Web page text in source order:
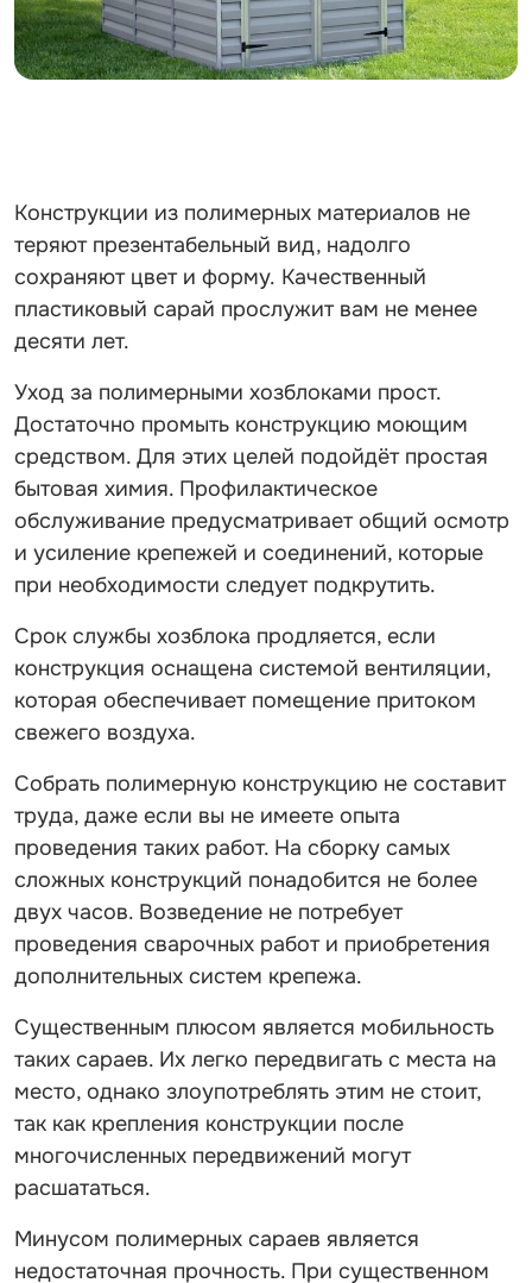
Конструкции из полимерных материалов не
теряют презентабельный вид, надолго
сохраняют цвет и форму. Качественный
пластиковый сарай прослужит вам не менее
десяти лет.
Уход за полимерными хозблоками прост.
Достаточно промыть конструкцию моющим
средством. Для этих целей подойдёт простая
бытовая химия. Профилактическое
обслуживание предусматривает общий осмотр
и усиление крепежей и соединений, которые
при необходимости следует подкрутить.
Срок службы хозблока продляется, если
конструкция оснащена системой вентиляции,
которая обеспечивает помещение притоком
свежего воздуха.
Собрать полимерную конструкцию не составит
труда, даже если вы не имеете опыта
проведения таких работ. На сборку самых
сложных конструкций понадобится не более
двух часов. Возведение не потребует
проведения сварочных работ и приобретения
дополнительных систем крепежа.
Существенным плюсом является мобильность
таких сараев. Их легко передвигать с места на
место, однако злоупотреблять этим не стоит,
так как крепления конструкции после
многочисленных передвижений могут
расшататься.
Минусом полимерных сараев является
недостаточная прочность. При существенном